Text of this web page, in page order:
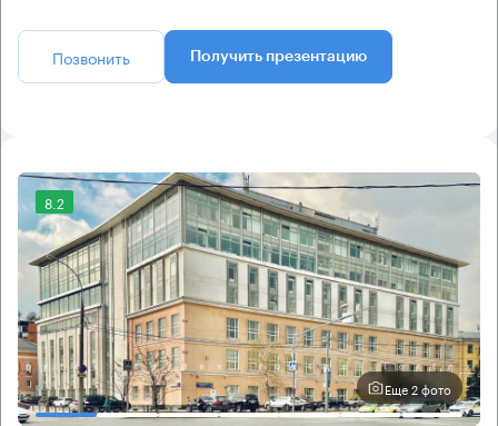
Позвонить Получить презентацию
8.2
Еще 2 фото